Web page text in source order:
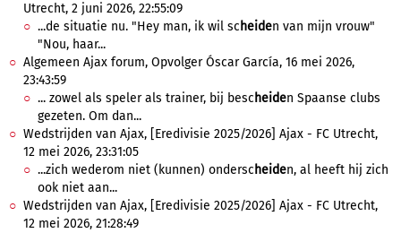
Utrecht, 2 juni 2026, 22:55:09
...de situatie nu. "Hey man, ik wil sc heiden van mijn vrouw"
"Nou, haar...
Algemeen Ajax forum, Opvolger Óscar García, 16 mei 2026,
23:43:59
... zowel als speler als trainer, bij besc heiden Spaanse clubs
gezeten. Om dan...
Wedstrijden van Ajax, [Eredivisie 2025/2026] Ajax - FC Utrecht,
12 mei 2026, 23:31:05
...zich wederom niet (kunnen) ondersc heiden, al heeft hij zich
ook niet aan...
Wedstrijden van Ajax, [Eredivisie 2025/2026] Ajax - FC Utrecht,
12 mei 2026, 21:28:49